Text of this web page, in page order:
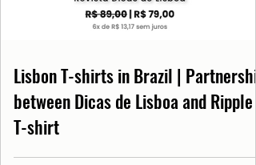
Lisbon T-shirts in Brazil | Partnership
between Dicas de Lisboa and Ripple
T-shirt